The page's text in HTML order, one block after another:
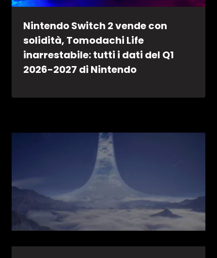
Nintendo Switch 2 vende con
solidità, Tomodachi Life
inarrestabile: tutti i dati del Q1
2026-2027 di Nintendo